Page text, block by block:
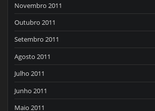
Novembro 2011
Outubro 2011
Setembro 2011
Agosto 2011
Julho 2011
Junho 2011
Maio 2011